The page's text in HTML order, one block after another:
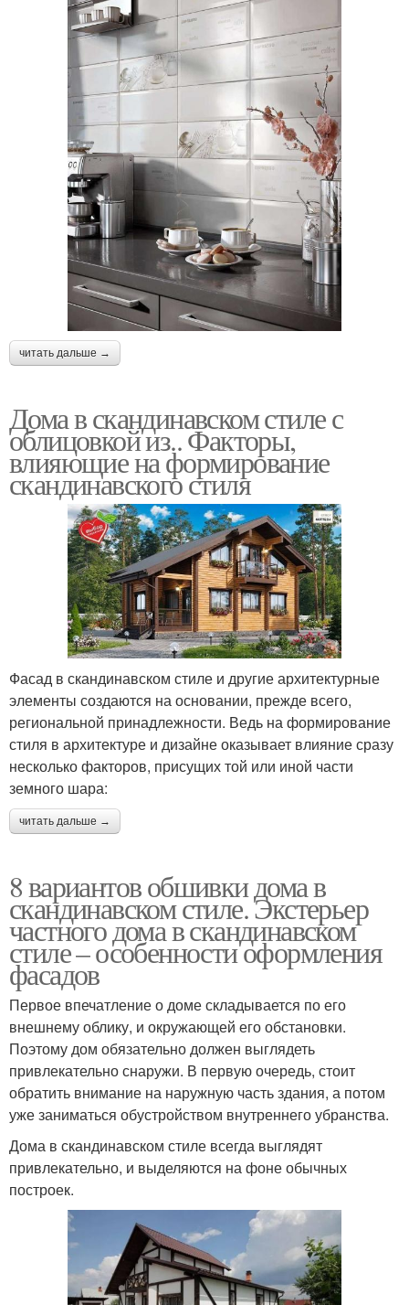
читать дальше →
Дома в скандинавском стиле с
облицовкой из.. Факторы,
влияющие на формирование
скандинавского стиля
Фасад в скандинавском стиле и другие архитектурные
элементы создаются на основании, прежде всего,
региональной принадлежности. Ведь на формирование
стиля в архитектуре и дизайне оказывает влияние сразу
несколько факторов, присущих той или иной части
земного шара:
читать дальше →
8 вариантов обшивки дома в
скандинавском стиле. Экстерьер
частного дома в скандинавском
стиле – особенности оформления
фасадов
Первое впечатление о доме складывается по его
внешнему облику, и окружающей его обстановки.
Поэтому дом обязательно должен выглядеть
привлекательно снаружи. В первую очередь, стоит
обратить внимание на наружную часть здания, а потом
уже заниматься обустройством внутреннего убранства.
Дома в скандинавском стиле всегда выглядят
привлекательно, и выделяются на фоне обычных
построек.